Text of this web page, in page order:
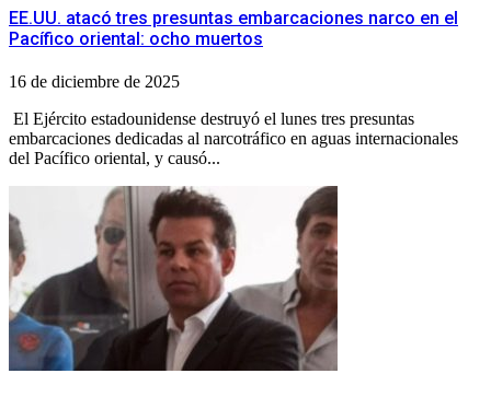
EE.UU. atacó tres presuntas embarcaciones narco en el
Pacífico oriental: ocho muertos
16 de diciembre de 2025
El Ejército estadounidense destruyó el lunes tres presuntas
embarcaciones dedicadas al narcotráfico en aguas internacionales
del Pacífico oriental, y causó...